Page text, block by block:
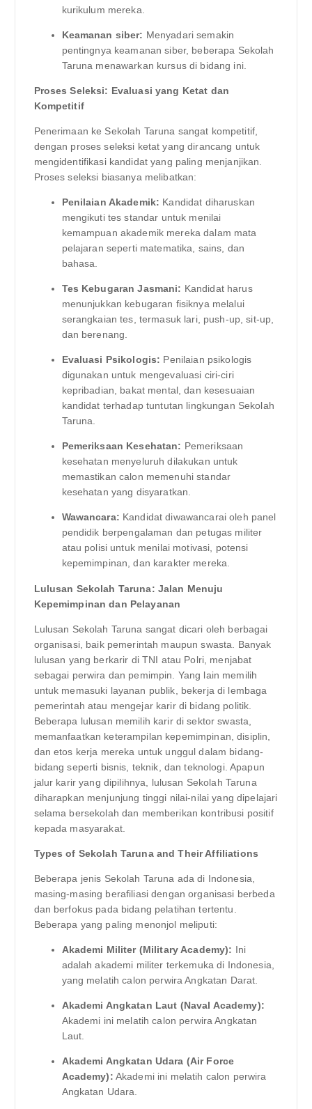
kurikulum mereka.
Keamanan siber: Menyadari semakin
pentingnya keamanan siber, beberapa Sekolah
Taruna menawarkan kursus di bidang ini.
Proses Seleksi: Evaluasi yang Ketat dan
Kompetitif
Penerimaan ke Sekolah Taruna sangat kompetitif,
dengan proses seleksi ketat yang dirancang untuk
mengidentifikasi kandidat yang paling menjanjikan.
Proses seleksi biasanya melibatkan:
Penilaian Akademik: Kandidat diharuskan
mengikuti tes standar untuk menilai
kemampuan akademik mereka dalam mata
pelajaran seperti matematika, sains, dan
bahasa.
Tes Kebugaran Jasmani: Kandidat harus
menunjukkan kebugaran fisiknya melalui
serangkaian tes, termasuk lari, push-up, sit-up,
dan berenang.
Evaluasi Psikologis: Penilaian psikologis
digunakan untuk mengevaluasi ciri-ciri
kepribadian, bakat mental, dan kesesuaian
kandidat terhadap tuntutan lingkungan Sekolah
Taruna.
Pemeriksaan Kesehatan: Pemeriksaan
kesehatan menyeluruh dilakukan untuk
memastikan calon memenuhi standar
kesehatan yang disyaratkan.
Wawancara: Kandidat diwawancarai oleh panel
pendidik berpengalaman dan petugas militer
atau polisi untuk menilai motivasi, potensi
kepemimpinan, dan karakter mereka.
Lulusan Sekolah Taruna: Jalan Menuju
Kepemimpinan dan Pelayanan
Lulusan Sekolah Taruna sangat dicari oleh berbagai
organisasi, baik pemerintah maupun swasta. Banyak
lulusan yang berkarir di TNI atau Polri, menjabat
sebagai perwira dan pemimpin. Yang lain memilih
untuk memasuki layanan publik, bekerja di lembaga
pemerintah atau mengejar karir di bidang politik.
Beberapa lulusan memilih karir di sektor swasta,
memanfaatkan keterampilan kepemimpinan, disiplin,
dan etos kerja mereka untuk unggul dalam bidang-
bidang seperti bisnis, teknik, dan teknologi. Apapun
jalur karir yang dipilihnya, lulusan Sekolah Taruna
diharapkan menjunjung tinggi nilai-nilai yang dipelajari
selama bersekolah dan memberikan kontribusi positif
kepada masyarakat.
Types of Sekolah Taruna and Their Affiliations
Beberapa jenis Sekolah Taruna ada di Indonesia,
masing-masing berafiliasi dengan organisasi berbeda
dan berfokus pada bidang pelatihan tertentu.
Beberapa yang paling menonjol meliputi:
Akademi Militer (Military Academy): Ini
adalah akademi militer terkemuka di Indonesia,
yang melatih calon perwira Angkatan Darat.
Akademi Angkatan Laut (Naval Academy):
Akademi ini melatih calon perwira Angkatan
Laut.
Akademi Angkatan Udara (Air Force
Academy): Akademi ini melatih calon perwira
Angkatan Udara.